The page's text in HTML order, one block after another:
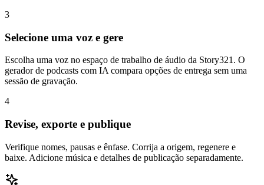
3
Selecione uma voz e gere
Escolha uma voz no espaço de trabalho de áudio da Story321. O
gerador de podcasts com IA compara opções de entrega sem uma
sessão de gravação.
4
Revise, exporte e publique
Verifique nomes, pausas e ênfase. Corrija a origem, regenere e
baixe. Adicione música e detalhes de publicação separadamente.